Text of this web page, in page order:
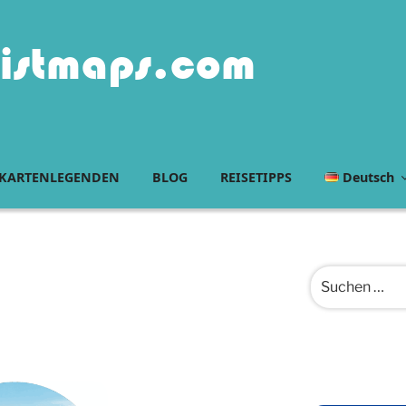
KARTENLEGENDEN BLOG REISETIPPS Deutsch
Suchen
nach: